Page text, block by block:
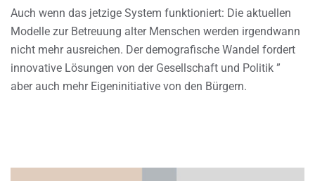
Auch wenn das jetzige System funktioniert: Die aktuellen
Modelle zur Betreuung alter Menschen werden irgendwann
nicht mehr ausreichen. Der demografische Wandel fordert
innovative Lösungen von der Gesellschaft und Politik ”
aber auch mehr Eigeninitiative von den Bürgern.